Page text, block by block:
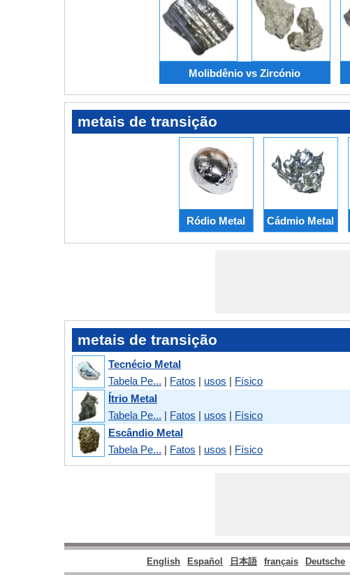
Molibdênio vs Zircónio
metais de transição
Ródio Metal Cádmio Metal
metais de transição
Tecnécio Metal
Tabela Pe... | Fatos | usos | Físico
Ítrio Metal
Tabela Pe... | Fatos | usos | Físico
Escândio Metal
Tabela Pe... | Fatos | usos | Físico
English Español 日本語 français Deutsche